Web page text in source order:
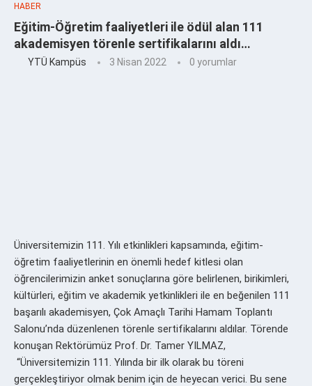
HABER
Eğitim-Öğretim faaliyetleri ile ödül alan 111
akademisyen törenle sertifikalarını aldı…
YTÜ Kampüs 3 Nisan 2022 0 yorumlar
Üniversitemizin 111. Yılı etkinlikleri kapsamında, eğitim-
öğretim faaliyetlerinin en önemli hedef kitlesi olan
öğrencilerimizin anket sonuçlarına göre belirlenen, birikimleri,
kültürleri, eğitim ve akademik yetkinlikleri ile en beğenilen 111
başarılı akademisyen, Çok Amaçlı Tarihi Hamam Toplantı
Salonu’nda düzenlenen törenle sertifikalarını aldılar. Törende
konuşan Rektörümüz Prof. Dr. Tamer YILMAZ,
“Üniversitemizin 111. Yılında bir ilk olarak bu töreni
gerçekleştiriyor olmak benim için de heyecan verici. Bu sene